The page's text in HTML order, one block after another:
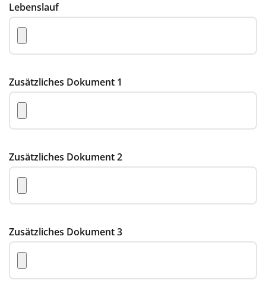
Lebenslauf
Zusätzliches Dokument 1
Zusätzliches Dokument 2
Zusätzliches Dokument 3